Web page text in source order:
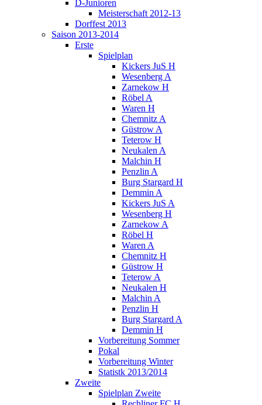
D-Junioren
Meisterschaft 2012-13
Dorffest 2013
Saison 2013-2014
Erste
Spielplan
Kickers JuS H
Wesenberg A
Zarnekow H
Röbel A
Waren H
Chemnitz A
Güstrow A
Teterow H
Neukalen A
Malchin H
Penzlin A
Burg Stargard H
Demmin A
Kickers JuS A
Wesenberg H
Zarnekow A
Röbel H
Waren A
Chemnitz H
Güstrow H
Teterow A
Neukalen H
Malchin A
Penzlin H
Burg Stargard A
Demmin H
Vorbereitung Sommer
Pokal
Vorbereitung Winter
Statistk 2013/2014
Zweite
Spielplan Zweite